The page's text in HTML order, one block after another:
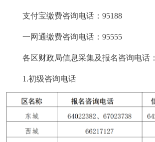
支付宝缴费咨询电话：95188
一网通缴费咨询电话：95555
各区财政局信息采集及报名咨询电话：
1.初级咨询电话